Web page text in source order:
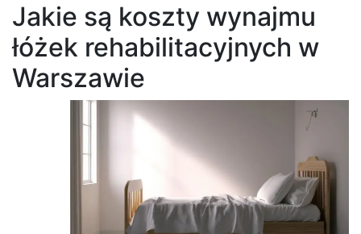
Jakie są koszty wynajmu
łóżek rehabilitacyjnych w
Warszawie